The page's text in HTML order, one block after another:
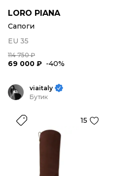
LORO PIANA
Сапоги
EU 35
114 750 ₽
69 000 ₽ -40%
viaitaly
Бутик
15